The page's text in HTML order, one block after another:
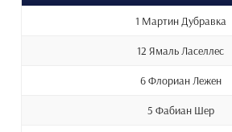
1 Мартин Дубравка
12 Ямаль Ласеллес
6 Флориан Лежен
5 Фабиан Шер